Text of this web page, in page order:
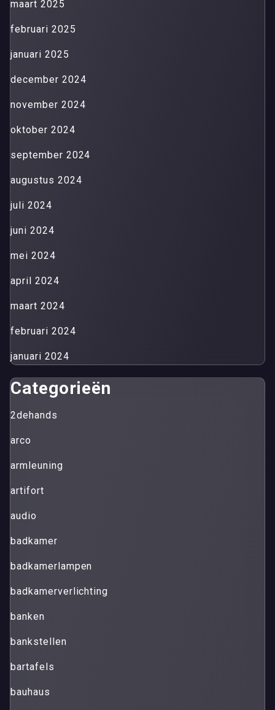
maart 2025
februari 2025
januari 2025
december 2024
november 2024
oktober 2024
september 2024
augustus 2024
juli 2024
juni 2024
mei 2024
april 2024
maart 2024
februari 2024
januari 2024
Categorieën
2dehands
arco
armleuning
artifort
audio
badkamer
badkamerlampen
badkamerverlichting
banken
bankstellen
bartafels
bauhaus